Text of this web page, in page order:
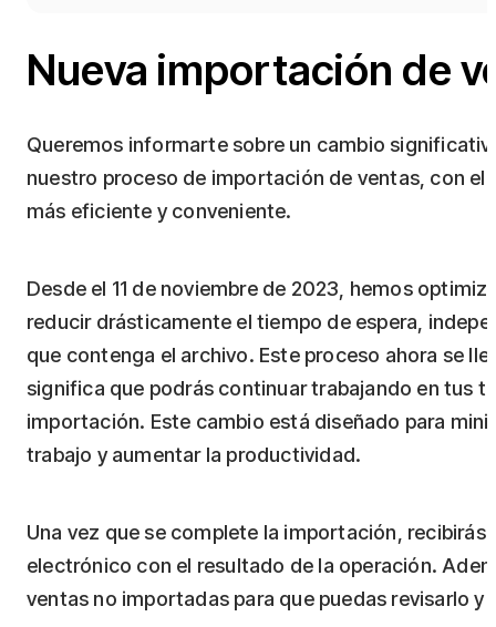
Nueva importación de
Queremos informarte sobre un cambio
nuestro proceso de importación de ventas, con el
más eficiente y conveniente.
Desde el 11 de noviembre de 2023, hemos
reducir drásticamente el tiempo de espera,
que contenga el archivo. Este proceso ahora se
significa que podrás continuar trabajando en tus
importación. Este cambio está diseñado para
trabajo y aumentar la productividad.
Una vez que se complete la importación,
electrónico con el resultado de la operación.
ventas no importadas para que puedas revisarlo y